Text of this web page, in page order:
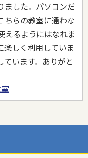
ました。パソコンだ
ちらの教室に通わな
えるようにはなれま
楽しく利用していま
います。ありがと